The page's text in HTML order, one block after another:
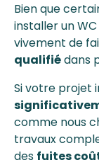
Bien que
installer un
vivement de
qualifiédans
Si votre projet
comme nous
travaux
des fuites